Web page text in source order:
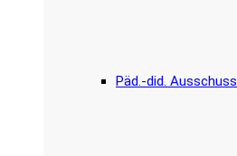
Päd.-did. Ausschuss